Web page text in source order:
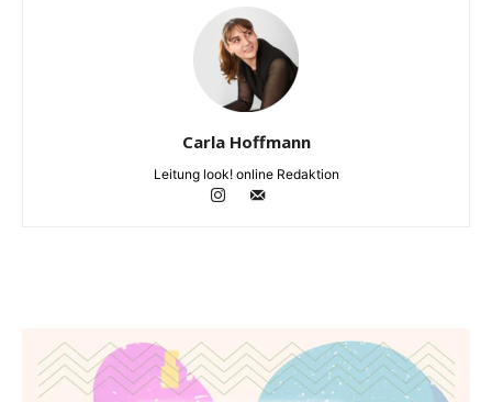
Carla Hoffmann
Leitung look! online Redaktion